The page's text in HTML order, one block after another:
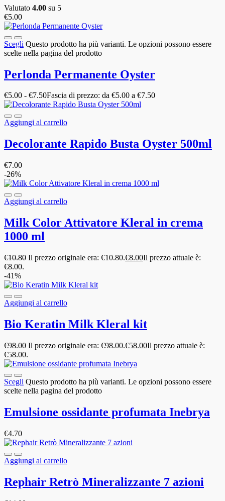
Valutato 4.00 su 5
€5.00
Scegli Questo prodotto ha più varianti. Le opzioni possono essere
scelte nella pagina del prodotto
Perlonda Permanente Oyster
€5.00 - €7.50Fascia di prezzo: da €5.00 a €7.50
Aggiungi al carrello
Decolorante Rapido Busta Oyster 500ml
€7.00
-26%
Aggiungi al carrello
Milk Color Attivatore Kleral in crema
1000 ml
€10.80 Il prezzo originale era: €10.80.€8.00Il prezzo attuale è:
€8.00.
-41%
Aggiungi al carrello
Bio Keratin Milk Kleral kit
€98.00 Il prezzo originale era: €98.00.€58.00Il prezzo attuale è:
€58.00.
Scegli Questo prodotto ha più varianti. Le opzioni possono essere
scelte nella pagina del prodotto
Emulsione ossidante profumata Inebrya
€4.70
Aggiungi al carrello
Rephair Retrò Mineralizzante 7 azioni